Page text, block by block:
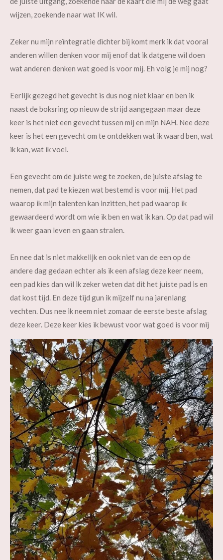
wijzen, zoekende naar wat IK wil.
Zeker nu mijn reïntegratie dichter bij komt merk ik dat vooral
anderen willen denken voor mij enof dat ik datgene wil doen
wat anderen denken wat goed is voor mij. Eh volg je mij nog?
Eerlijk gezegd het gevecht is dus nog niet klaar en ben ik
naast de boksring op nieuw de strijd aangegaan maar deze
keer is het niet een gevecht tussen mij en mijn NAH. Nee deze
keer is het een gevecht om te ontdekken wat ik waard ben, wat
ik kan, wat ik voel.
Een gevecht om de juiste weg te zoeken, de juiste afslag te
nemen, dat pad te kiezen wat bestemd is voor mij. Het pad
waarop ik mijn talenten kan inzitten, het pad waarop ik
gewaardeerd wordt om wie ik ben en wat ik kan. Op dat pad wil
ik weer gaan leven en gaan stralen.
En nee dat is niet makkelijk en ook niet van de een op de
andere dag gedaan echter als ik een afslag deze keer neem,
een pad kies dan wil ik zeker weten dat dit het juiste pad is en
dat kost tijd. En deze tijd gun ik mijzelf nu na jarenlang
vechten. Dus nee ik neem niet zomaar de eerste beste afslag
deze keer. Deze keer kies ik bewust voor wat goed is voor mij